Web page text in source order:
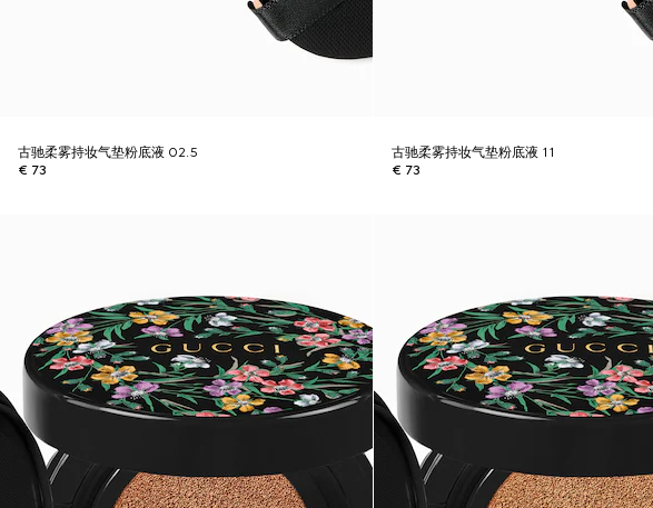
古驰柔雾持妆气垫粉底液 02.5
€ 73
古驰柔雾持妆气垫粉底液 11
€ 73